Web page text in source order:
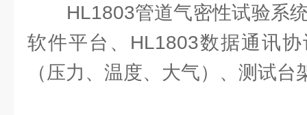
HL1803管道气密性试验系统
软件平台、HL1803数据通讯
（压力、温度、大气）、测试